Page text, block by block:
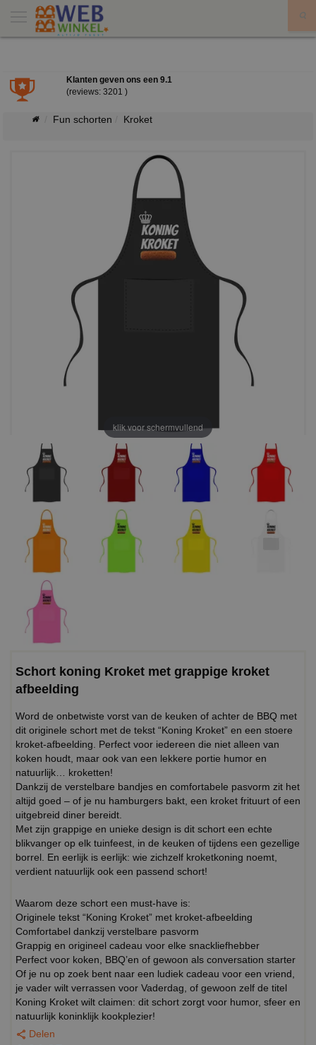
Klanten geven ons een 9.1
(reviews: 3201 )
Fun schorten Kroket
klik voor schermvullend
Schort koning Kroket met grappige kroket
afbeelding
Word de onbetwiste vorst van de keuken of achter de BBQ met
dit originele schort met de tekst “Koning Kroket” en een stoere
kroket-afbeelding. Perfect voor iedereen die niet alleen van
koken houdt, maar ook van een lekkere portie humor en
natuurlijk… kroketten!
Dankzij de verstelbare bandjes en comfortabele pasvorm zit het
altijd goed – of je nu hamburgers bakt, een kroket frituurt of een
uitgebreid diner bereidt.
Met zijn grappige en unieke design is dit schort een echte
blikvanger op elk tuinfeest, in de keuken of tijdens een gezellige
borrel. En eerlijk is eerlijk: wie zichzelf kroketkoning noemt,
verdient natuurlijk ook een passend schort!
Waarom deze schort een must-have is:
Originele tekst “Koning Kroket” met kroket-afbeelding
Comfortabel dankzij verstelbare pasvorm
Grappig en origineel cadeau voor elke snackliefhebber
Perfect voor koken, BBQ’en of gewoon als conversation starter
Of je nu op zoek bent naar een ludiek cadeau voor een vriend,
je vader wilt verrassen voor Vaderdag, of gewoon zelf de titel
Koning Kroket wilt claimen: dit schort zorgt voor humor, sfeer en
natuurlijk koninklijk kookplezier!
Delen